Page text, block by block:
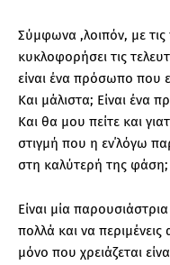
Σύμφωνα ,λοιπόν, με
κυκλοφορήσει τις
είναι ένα πρόσωπο που
Και μάλιστα; Είναι ένα
Και θα μου πείτε και
στιγμή που η εν΄λόγω
στη καλύτερή της φάση;
Είναι μία
πολλά και να
μόνο που χρειάζεται